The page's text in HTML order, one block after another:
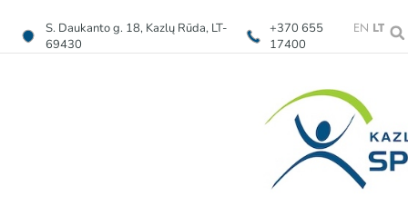
S. Daukanto g. 18, Kazlų Rūda, LT-
69430
+370 655
17400
EN LT